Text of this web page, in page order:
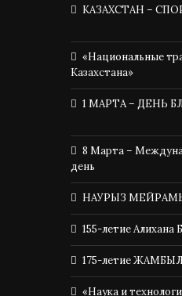
КАЗАХСТАН –
«Национальные
Казахстана»
1 МАРТА – ДЕНЬ
8 Марта –
день
НАУРЫЗ
155-летие Алихана
175-летие
«Наука и